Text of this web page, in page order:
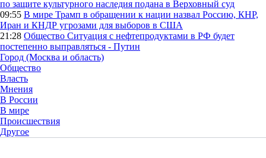
по защите культурного наследия подана в Верховный суд
09:55 В мире Трамп в обращении к нации назвал Россию, КНР,
Иран и КНДР угрозами для выборов в США
21:28 Общество Ситуация с нефтепродуктами в РФ будет
постепенно выправляться - Путин
Город (Москва и область)
Общество
Власть
Мнения
В России
В мире
Происшествия
Другое